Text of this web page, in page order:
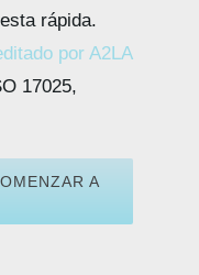
rápida.
por A2LA
17025,
A